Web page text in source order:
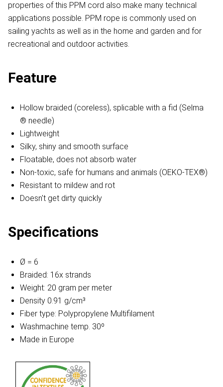
properties of this PPM cord also make many technical
applications possible. PPM rope is commonly used on
sailing yachts as well as in the home and garden and for
recreational and outdoor activities.
Feature
Hollow braided (coreless), splicable with a fid (Selma
® needle)
Lightweight
Silky, shiny and smooth surface
Floatable, does not absorb water
Non-toxic, safe for humans and animals (OEKO-TEX®)
Resistant to mildew and rot
Doesn't get dirty quickly
Specifications
Ø = 6
Braided: 16x strands
Weight: 20 gram per meter
Density 0.91 g/cm³
Fiber type: Polypropylene Multifilament
Washmachine temp. 30º
Made in Europe